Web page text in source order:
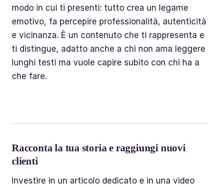
modo in cui ti presenti: tutto crea un legame
emotivo, fa percepire professionalità, autenticità
e vicinanza. È un contenuto che ti rappresenta e
ti distingue, adatto anche a chi non ama leggere
lunghi testi ma vuole capire subito con chi ha a
che fare.
Racconta la tua storia e raggiungi nuovi
clienti
Investire in un articolo dedicato e in una video